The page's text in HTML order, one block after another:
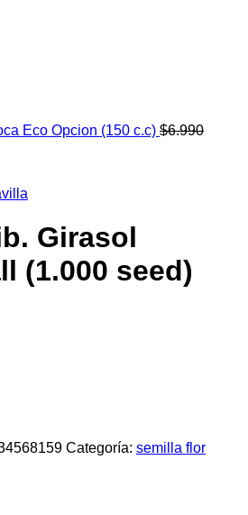
Eco Opcion (150 c.c) $6.990
Girasol
(1.000 seed)
Categoría: semilla flor